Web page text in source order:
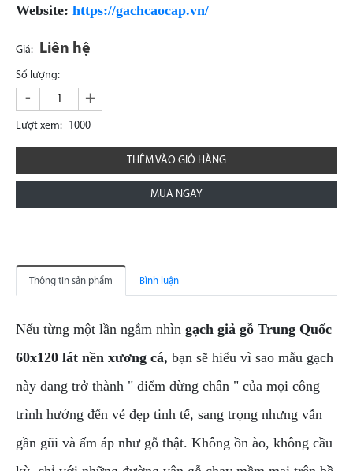
Website: https://gachcaocap.vn/
Giá: Liên hệ
Số lượng:
- +
Lượt xem: 1000
THÊM VÀO GIỎ HÀNG
MUA NGAY
Thông tin sản phẩm Bình luận
Nếu từng một lần ngắm nhìn gạch giả gỗ Trung Quốc
60x120 lát nền xương cá, bạn sẽ hiểu vì sao mẫu gạch
này đang trở thành " điểm dừng chân " của mọi công
trình hướng đến vẻ đẹp tinh tế, sang trọng nhưng vẫn
gần gũi và ấm áp như gỗ thật. Không ồn ào, không cầu